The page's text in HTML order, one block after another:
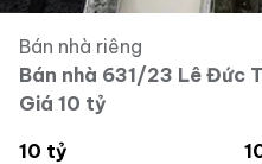
Bán nhà riêng
Bán nhà 631/23 Lê Đức
Giá 10 tỷ
10 tỷ